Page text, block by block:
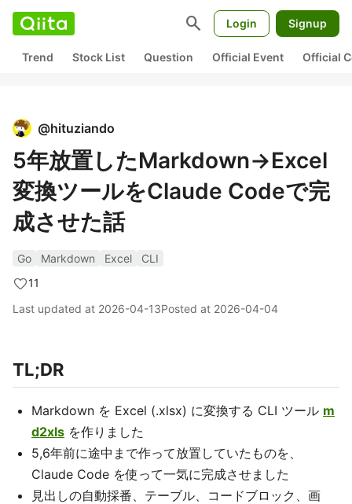
search Login Signup
Trend Stock List Question Official Event Official
@hituziando
5年放置したMarkdown→Excel
変換ツールをClaude Codeで完
成させた話
Go Markdown Excel
CLI
11
Last updated at 2026-04-13Posted at 2026-04-04
TL;DR
Markdown を Excel (.xlsx) に変換する CLI ツール m
d2xls を作りました
5,6年前に途中まで作って放置していたものを、
Claude Code を使って一気に完成させました
見出しの自動採番、テーブル、コードブロック、画